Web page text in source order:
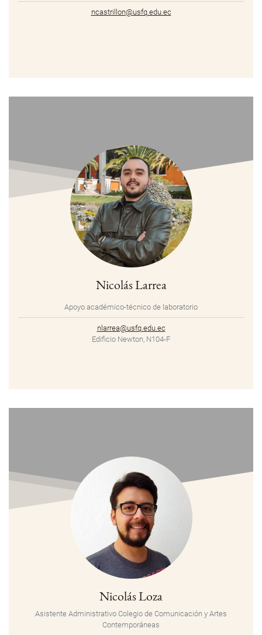
ncastrillon@usfq.edu.ec
Nicolás Larrea
Apoyo académico-técnico de laboratorio
nlarrea@usfq.edu.ec
Edificio Newton, N104-F
Nicolás Loza
Asistente Administrativo Colegio de Comunicación y Artes
Contemporáneas